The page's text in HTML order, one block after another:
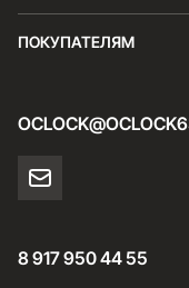
ПОКУПАТЕЛЯМ
8 917 950 44 55